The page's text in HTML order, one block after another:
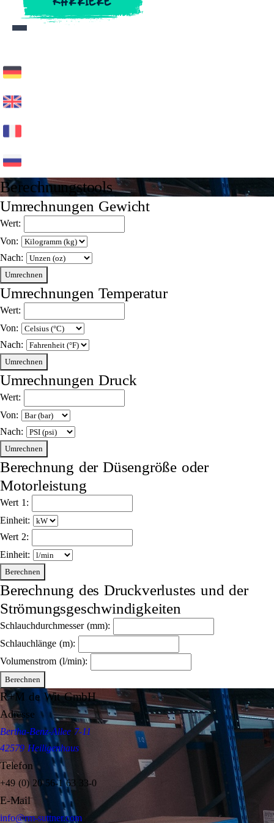
Berechnungstools
Umrechnungen Gewicht
Wert:
Von:
Nach:
Umrechnen
Umrechnungen Temperatur
Wert:
Von:
Nach:
Umrechnen
Umrechnungen Druck
Wert:
Von:
Nach:
Umrechnen
Berechnung der Düsengröße oder
Motorleistung
Wert 1:
Einheit:
Wert 2:
Einheit:
Berechnen
Berechnung des Druckverlustes und der
Strömungsgeschwindigkeiten
Schlauchdurchmesser (mm):
Schlauchlänge (m):
Volumenstrom (l/min):
Berechnen
R+M de Wit GmbH
Adresse
Bertha-Benz-Allee 7-11
42579 Heiligenhaus
Telefon
+49 (0) 20 56-1 63 33-0
E-Mail
info@rm-suttner.com